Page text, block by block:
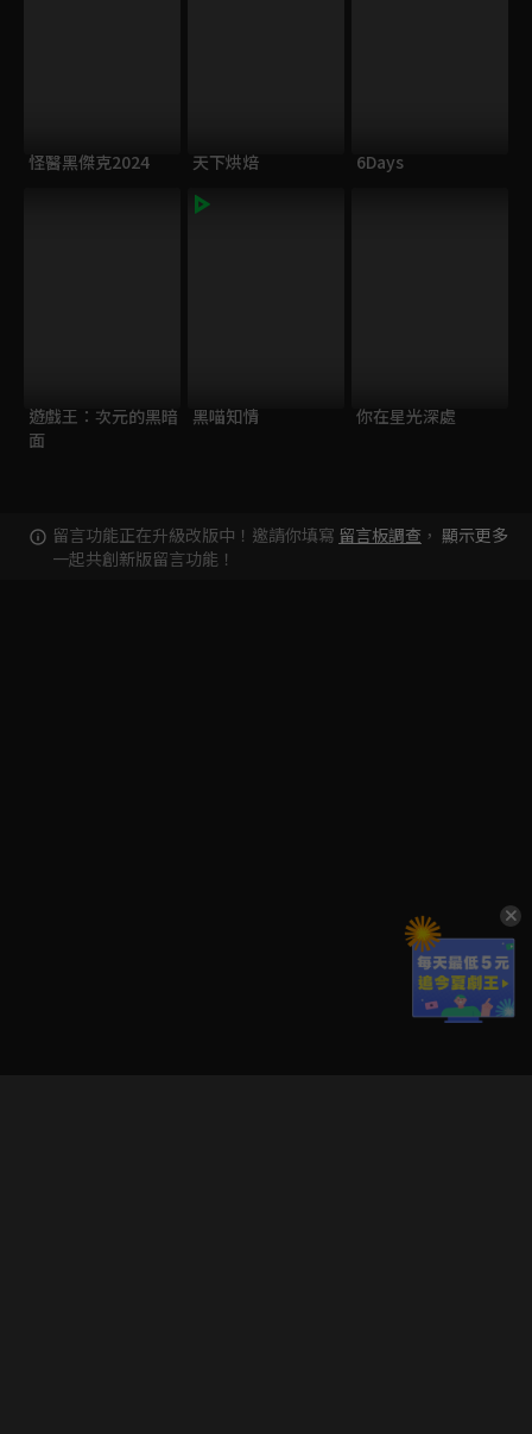
怪醫黑傑克2024 天下烘焙 6Days
遊戲王：次元的黑暗
面
黑喵知情 你在星光深處
留言功能正在升級改版中！邀請你填寫 留言板調查 ，
一起共創新版留言功能！
顯示更多